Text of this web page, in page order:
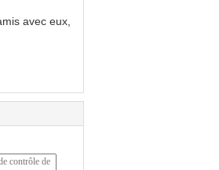
avec eux,